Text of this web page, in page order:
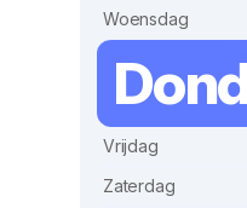
Woensdag
Vrijdag
Zaterdag